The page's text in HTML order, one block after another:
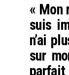
« Mon
suis
n’ai
sur